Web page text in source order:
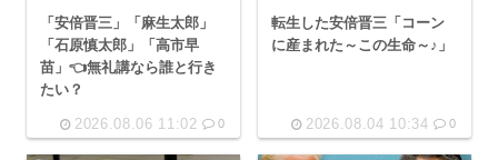
「安倍晋三」「麻生太郎」
「石原慎太郎」「高市早
苗」👈無礼講なら誰と行き
たい？
2026.08.06 11:02 0
転生した安倍晋三「コーン
に産まれた～この生命～♪」
2026.08.04 10:34 0